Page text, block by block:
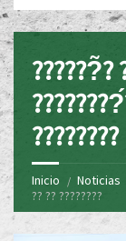
??????̃?
????????
Inicio Noticias
?? ?? ????????